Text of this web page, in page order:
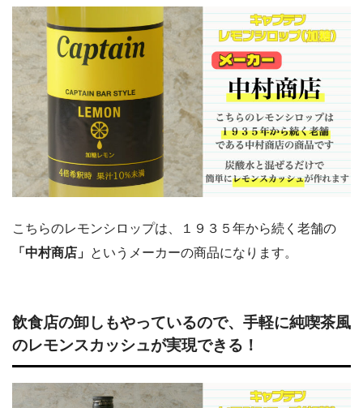
こちらのレモンシロップは、１９３５年から続く老舗の
「中村商店」 というメーカーの商品になります。
飲食店の卸しもやっているので、手軽に純喫茶風
のレモンスカッシュが実現できる！